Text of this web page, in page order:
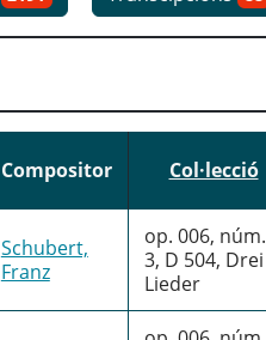
Compositor Col·lecció
Schubert,
Franz
op. 006, núm.
3, D 504, Drei
Lieder